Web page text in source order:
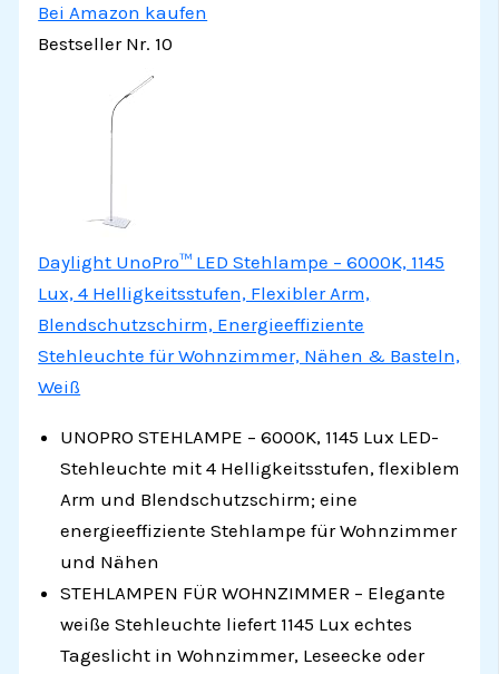
Bei Amazon kaufen
Bestseller Nr. 10
Daylight UnoPro™ LED Stehlampe – 6000K, 1145
Lux, 4 Helligkeitsstufen, Flexibler Arm,
Blendschutzschirm, Energieeffiziente
Stehleuchte für Wohnzimmer, Nähen & Basteln,
Weiß
UNOPRO STEHLAMPE – 6000K, 1145 Lux LED-
Stehleuchte mit 4 Helligkeitsstufen, flexiblem
Arm und Blendschutzschirm; eine
energieeffiziente Stehlampe für Wohnzimmer
und Nähen
STEHLAMPEN FÜR WOHNZIMMER – Elegante
weiße Stehleuchte liefert 1145 Lux echtes
Tageslicht in Wohnzimmer, Leseecke oder